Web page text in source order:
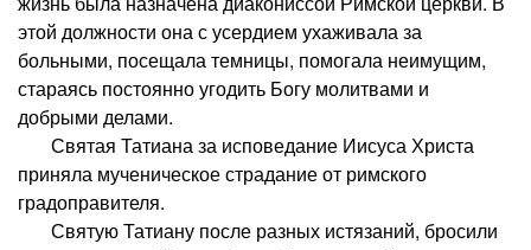
этой должности она с усердием ухаживала за
больными, посещала темницы, помогала неимущим,
стараясь постоянно угодить Богу молитвами и
добрыми делами.
Святая Татиана за исповедание Иисуса Христа
приняла мученическое страдание от римского
градоправителя.
Святую Татиану после разных истязаний, бросили